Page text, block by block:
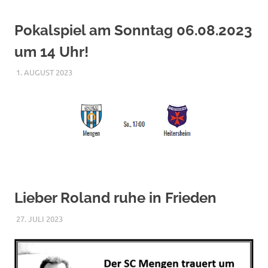
Pokalspiel am Sonntag 06.08.2023
um 14 Uhr!
1. AUGUST 2023RAPHAEL RIESTERER
ALLGEMEIN
Lieber Roland ruhe in Frieden
27. JULI 2023RAPHAEL RIESTERER
ALLGEMEIN